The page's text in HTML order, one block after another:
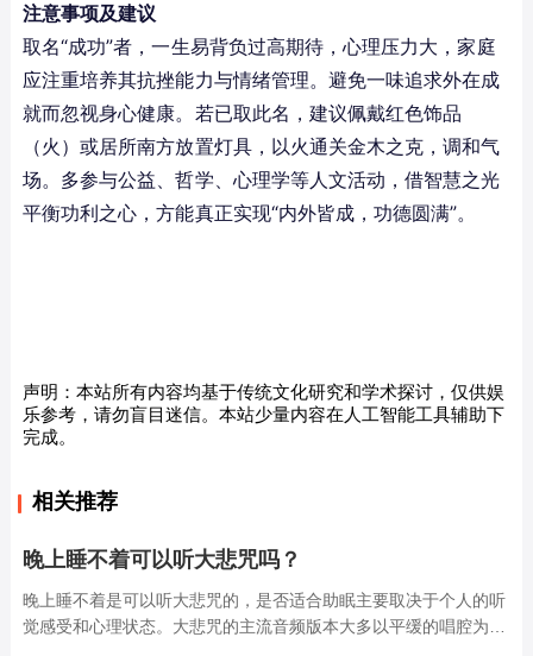
注意事项及建议
取名“成功”者，一生易背负过高期待，心理压力大，家庭
应注重培养其抗挫能力与情绪管理。避免一味追求外在成
就而忽视身心健康。若已取此名，建议佩戴红色饰品
（火）或居所南方放置灯具，以火通关金木之克，调和气
场。多参与公益、哲学、心理学等人文活动，借智慧之光
平衡功利之心，方能真正实现“内外皆成，功德圆满”。
声明：本站所有内容均基于传统文化研究和学术探讨，仅供娱
乐参考，请勿盲目迷信。本站少量内容在人工智能工具辅助下
完成。
相关推荐
晚上睡不着可以听大悲咒吗？
晚上睡不着是可以听大悲咒的，是否适合助眠主要取决于个人的听
觉感受和心理状态。大悲咒的主流音频版本大多以平缓的唱腔为